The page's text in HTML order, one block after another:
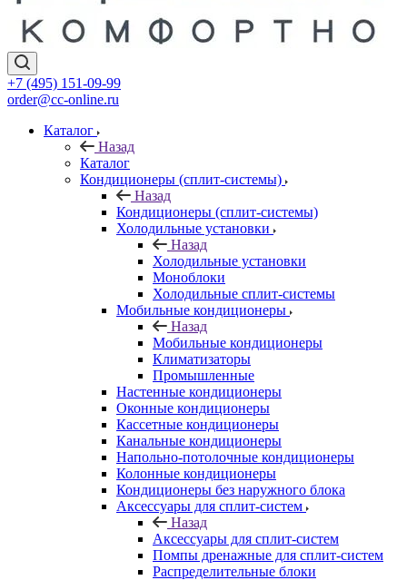
+7 (495) 151-09-99
order@cc-online.ru
Каталог
Назад
Каталог
Кондиционеры (сплит-системы)
Назад
Кондиционеры (сплит-системы)
Холодильные установки
Назад
Холодильные установки
Моноблоки
Холодильные сплит-системы
Мобильные кондиционеры
Назад
Мобильные кондиционеры
Климатизаторы
Промышленные
Настенные кондиционеры
Оконные кондиционеры
Кассетные кондиционеры
Канальные кондиционеры
Напольно-потолочные кондиционеры
Колонные кондиционеры
Кондиционеры без наружного блока
Аксессуары для сплит-систем
Назад
Аксессуары для сплит-систем
Помпы дренажные для сплит-систем
Распределительные блоки